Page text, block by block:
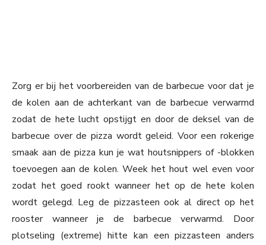
Zorg er bij het voorbereiden van de barbecue voor dat je
de kolen aan de achterkant van de barbecue verwarmd
zodat de hete lucht opstijgt en door de deksel van de
barbecue over de pizza wordt geleid. Voor een rokerige
smaak aan de pizza kun je wat houtsnippers of -blokken
toevoegen aan de kolen. Week het hout wel even voor
zodat het goed rookt wanneer het op de hete kolen
wordt gelegd. Leg de pizzasteen ook al direct op het
rooster wanneer je de barbecue verwarmd. Door
plotseling (extreme) hitte kan een pizzasteen anders